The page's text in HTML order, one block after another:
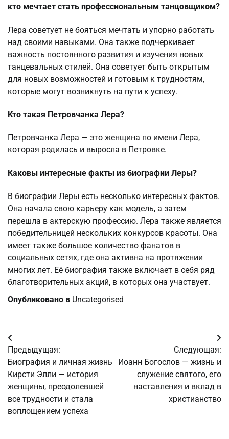
кто мечтает стать профессиональным танцовщиком?
Лера советует не бояться мечтать и упорно работать
над своими навыками. Она также подчеркивает
важность постоянного развития и изучения новых
танцевальных стилей. Она советует быть открытым
для новых возможностей и готовым к трудностям,
которые могут возникнуть на пути к успеху.
Кто такая Петровчанка Лера?
Петровчанка Лера — это женщина по имени Лера,
которая родилась и выросла в Петровке.
Каковы интересные факты из биографии Леры?
В биографии Леры есть несколько интересных фактов.
Она начала свою карьеру как модель, а затем
перешла в актерскую профессию. Лера также является
победительницей нескольких конкурсов красоты. Она
имеет также большое количество фанатов в
социальных сетях, где она активна на протяжении
многих лет. Её биография также включает в себя ряд
благотворительных акций, в которых она участвует.
Опубликовано в Uncategorised
Навигация
по
записям
Предыдущая:
Биография и личная жизнь
Кирсти Элли — история
женщины, преодолевшей
все трудности и стала
воплощением успеха
Следующая:
Иоанн Богослов — жизнь и
служение святого, его
наставления и вклад в
христианство